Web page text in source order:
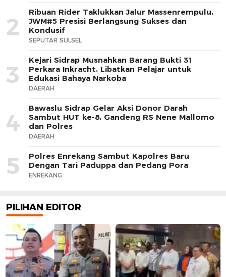
2
Ribuan Rider Taklukkan Jalur Massenrempulu,
JWM#5 Presisi Berlangsung Sukses dan
Kondusif
SEPUTAR SULSEL
3
Kejari Sidrap Musnahkan Barang Bukti 31
Perkara Inkracht, Libatkan Pelajar untuk
Edukasi Bahaya Narkoba
DAERAH
4
Bawaslu Sidrap Gelar Aksi Donor Darah
Sambut HUT ke-8, Gandeng RS Nene Mallomo
dan Polres
DAERAH
5
Polres Enrekang Sambut Kapolres Baru
Dengan Tari Paduppa dan Pedang Pora
ENREKANG
PILIHAN EDITOR